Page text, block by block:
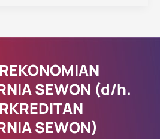
SEWON (d/h.
SEWON)